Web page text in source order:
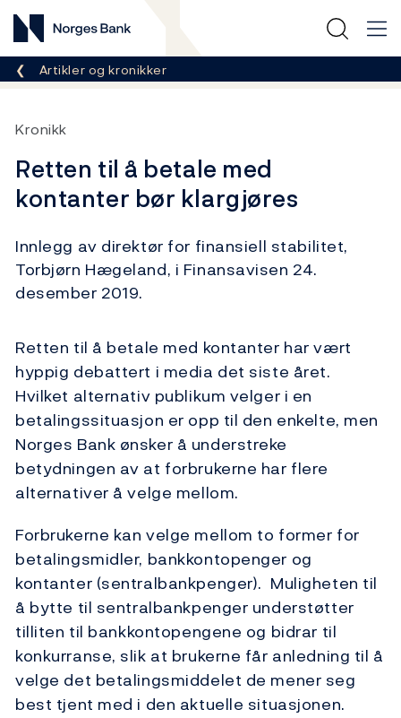
Norges Bank
Her er du nå:
Artikler og kronikker
Kronikk
Retten til å betale med
kontanter bør klargjøres
Innlegg av direktør for finansiell stabilitet,
Torbjørn Hægeland, i Finansavisen 24.
desember 2019.
Retten til å betale med kontanter har vært
hyppig debattert i media det siste året.
Hvilket alternativ publikum velger i en
betalingssituasjon er opp til den enkelte, men
Norges Bank ønsker å understreke
betydningen av at forbrukerne har flere
alternativer å velge mellom.
Forbrukerne kan velge mellom to former for
betalingsmidler, bankkontopenger og
kontanter (sentralbankpenger). Muligheten til
å bytte til sentralbankpenger understøtter
tilliten til bankkontopengene og bidrar til
konkurranse, slik at brukerne får anledning til å
velge det betalingsmiddelet de mener seg
best tjent med i den aktuelle situasjonen.